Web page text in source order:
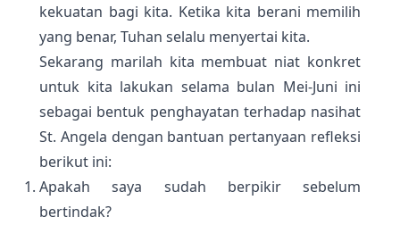
kekuatan bagi kita. Ketika kita berani memilih
yang benar, Tuhan selalu menyertai kita.
Sekarang marilah kita membuat niat konkret
untuk kita lakukan selama bulan Mei-Juni ini
sebagai bentuk penghayatan terhadap nasihat
St. Angela dengan bantuan pertanyaan refleksi
berikut ini:
Apakah saya sudah berpikir sebelum
bertindak?